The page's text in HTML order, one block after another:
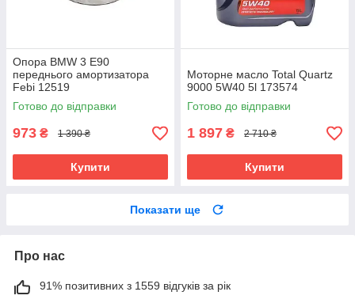
Опора BMW 3 E90
переднього амортизатора
Febi 12519
Готово до відправки
973 ₴ 1 390 ₴
Купити
Моторне масло Total Quartz
9000 5W40 5l 173574
Готово до відправки
1 897 ₴ 2 710 ₴
Купити
Показати ще
Про нас
91% позитивних з 1559 відгуків за рік